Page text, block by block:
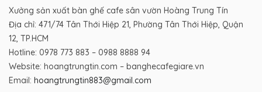
Xưởng sản xuất bàn ghế cafe sân vườn Hoàng Trung Tín
Địa chỉ: 471/74 Tân Thới Hiệp 21, Phường Tân Thới Hiệp, Quận
12, TP.HCM
Hotline: 0978 773 883 – 0988 8888 94
Website: hoangtrungtin.com – banghecafegiare.vn
Email: hoangtrungtin883@gmail.com